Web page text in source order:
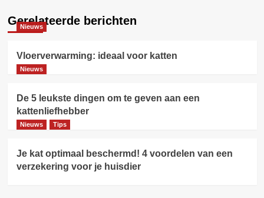
Gerelateerde berichten
Nieuws
Vloerverwarming: ideaal voor katten
Nieuws
De 5 leukste dingen om te geven aan een
kattenliefhebber
Nieuws Tips
Je kat optimaal beschermd! 4 voordelen van een
verzekering voor je huisdier